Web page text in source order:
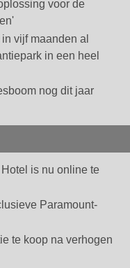
voor de
vijf maanden al
in een heel
nog dit jaar
is nu online te
Paramount-
te koop na verhogen